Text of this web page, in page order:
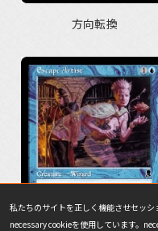
方向転換
私たちのサイトを正しく機能させセッ
necessary cookieを使用しています。